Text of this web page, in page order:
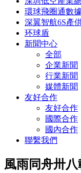
環球飛圈通數
深翼智航6S產
环球盾
新聞中心
全部
企業新聞
行業新聞
媒體新聞
友好合作
友好合作
國際合作
國內合作
聯繫我們
風雨同舟卅